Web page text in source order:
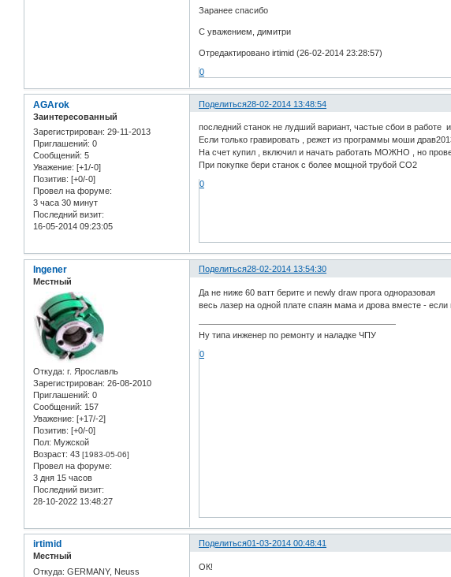
Заранее спасибо
С уважением, димитри
Отредактировано irtimid (26-02-2014 23:28:57)
0
Поделиться28-02-2014 13:48:54
AGArok
Заинтересованный
Зарегистрирован: 29-11-2013
Приглашений: 0
Сообщений: 5
Уважение: [+1/-0]
Позитив: [+0/-0]
Провел на форуме:
3 часа 30 минут
Последний визит:
16-05-2014 09:23:05
последний станок не лудший вариант, частые сбои в работе
Если только гравировать , режет из программы моши
На счет купил , включил и начать работать МОЖНО , но
При покупке бери станок с более мощной трубой CO2
0
Поделиться28-02-2014 13:54:30
Ingener
Местный
Откуда: г. Ярославль
Зарегистрирован: 26-08-2010
Приглашений: 0
Сообщений: 157
Уважение: [+17/-2]
Позитив: [+0/-0]
Пол: Мужской
Возраст: 43 [1983-05-06]
Провел на форуме:
3 дня 15 часов
Последний визит:
28-10-2022 13:48:27
Да не ниже 60 ватт берите и newly draw прога одноразовая
весь лазер на одной плате спаян мама и дрова вместе - если
Ну типа инженер по ремонту и наладке ЧПУ
0
Поделиться01-03-2014 00:48:41
irtimid
Местный
Откуда: GERMANY, Neuss
ОК!